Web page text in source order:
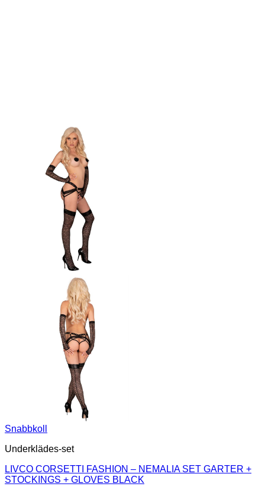
Snabbkoll
Underklädes-set
LIVCO CORSETTI FASHION – NEMALIA SET GARTER +
STOCKINGS + GLOVES BLACK